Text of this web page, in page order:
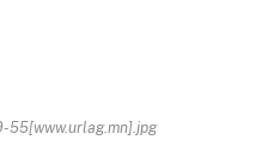
55[www.urlag.mn].jpg